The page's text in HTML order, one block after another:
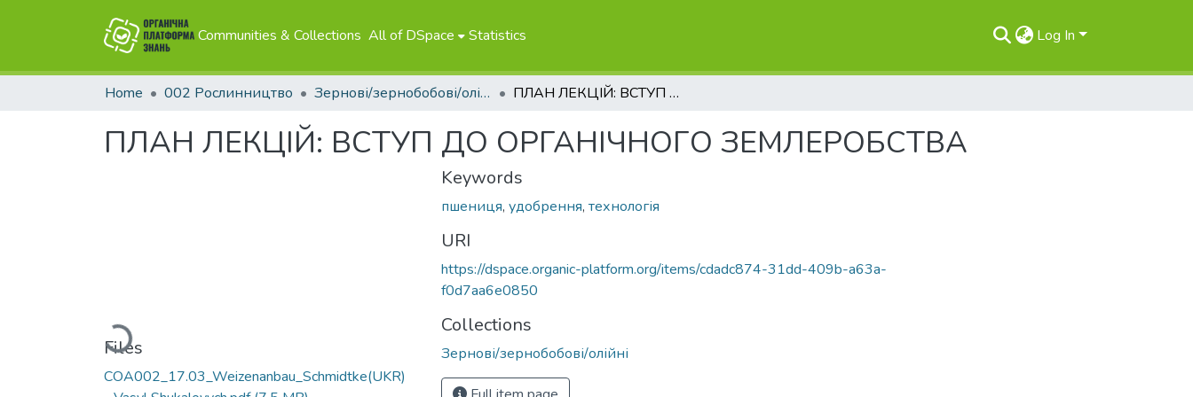
Communities & Collections All of DSpace Statistics Log In
Home 002 Рослинництво Зернові/зернобобові/олійні ПЛАН ЛЕКЦІЙ: ВСТУП ДО ОРГАНІЧНОГО ЗЕМЛЕРОБСТВА
ПЛАН ЛЕКЦІЙ: ВСТУП ДО ОРГАНІЧНОГО ЗЕМЛЕРОБСТВА
Loading...
Files
COA002_17.03_Weizenanbau_Schmidtke(UKR)
Keywords
пшениця, удобрення, технологія
URI
https://dspace.organic-platform.org/items/cdadc874-31dd-409b-a63a-
f0d7aa6e0850
Collections
Зернові/зернобобові/олійні